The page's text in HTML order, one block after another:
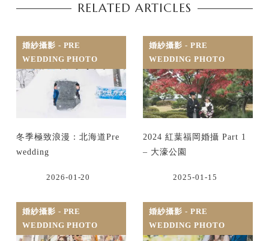
RELATED ARTICLES
婚紗攝影 - PRE
WEDDING PHOTO
冬季極致浪漫：北海道Pre
wedding
2026-01-20
婚紗攝影 - PRE
WEDDING PHOTO
2024 紅葉福岡婚攝 Part 1
– 大濠公園
2025-01-15
婚紗攝影 - PRE
WEDDING PHOTO
婚紗攝影 - PRE
WEDDING PHOTO